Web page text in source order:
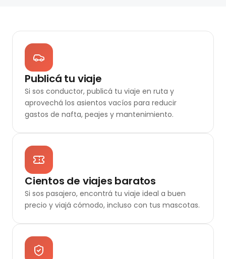
Publicá tu viaje
Si sos conductor, publicá tu viaje en ruta y
aprovechá los asientos vacíos para reducir
gastos de nafta, peajes y mantenimiento.
Cientos de viajes baratos
Si sos pasajero, encontrá tu viaje ideal a buen
precio y viajá cómodo, incluso con tus mascotas.